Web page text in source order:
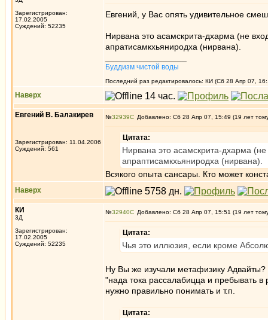
Зарегистрирован:
17.02.2005
Суждений: 52235
Евгений, у Вас опять удивительное
Нирвана это асамскрита-дхарма (не
апратисамкхьяниродха (нирвана).
Буддизм чистой воды
Последний раз редактировалось: КИ (Сб 28 Апр 07,
Наверх
Евгений В. Балакирев
Зарегистрирован: 11.04.2006
Суждений: 561
№32939 Добавлено: Сб 28 Апр 07, 15:49 (19 лет
Цитата:
Нирвана это асамскрита-дхарма
апраптисамкхьяниродха (нирвана).
Всякого опыта сансары. Кто может
Наверх
КИ
3Д
Зарегистрирован:
17.02.2005
Суждений: 52235
№32940 Добавлено: Сб 28 Апр 07, 15:51 (19 лет
Цитата:
Чья это иллюзия, если кроме
Ну Вы же изучали метафизику
"нада тока рассалабицца и пребывать в
нужно правильно понимать и т.п.
Цитата: